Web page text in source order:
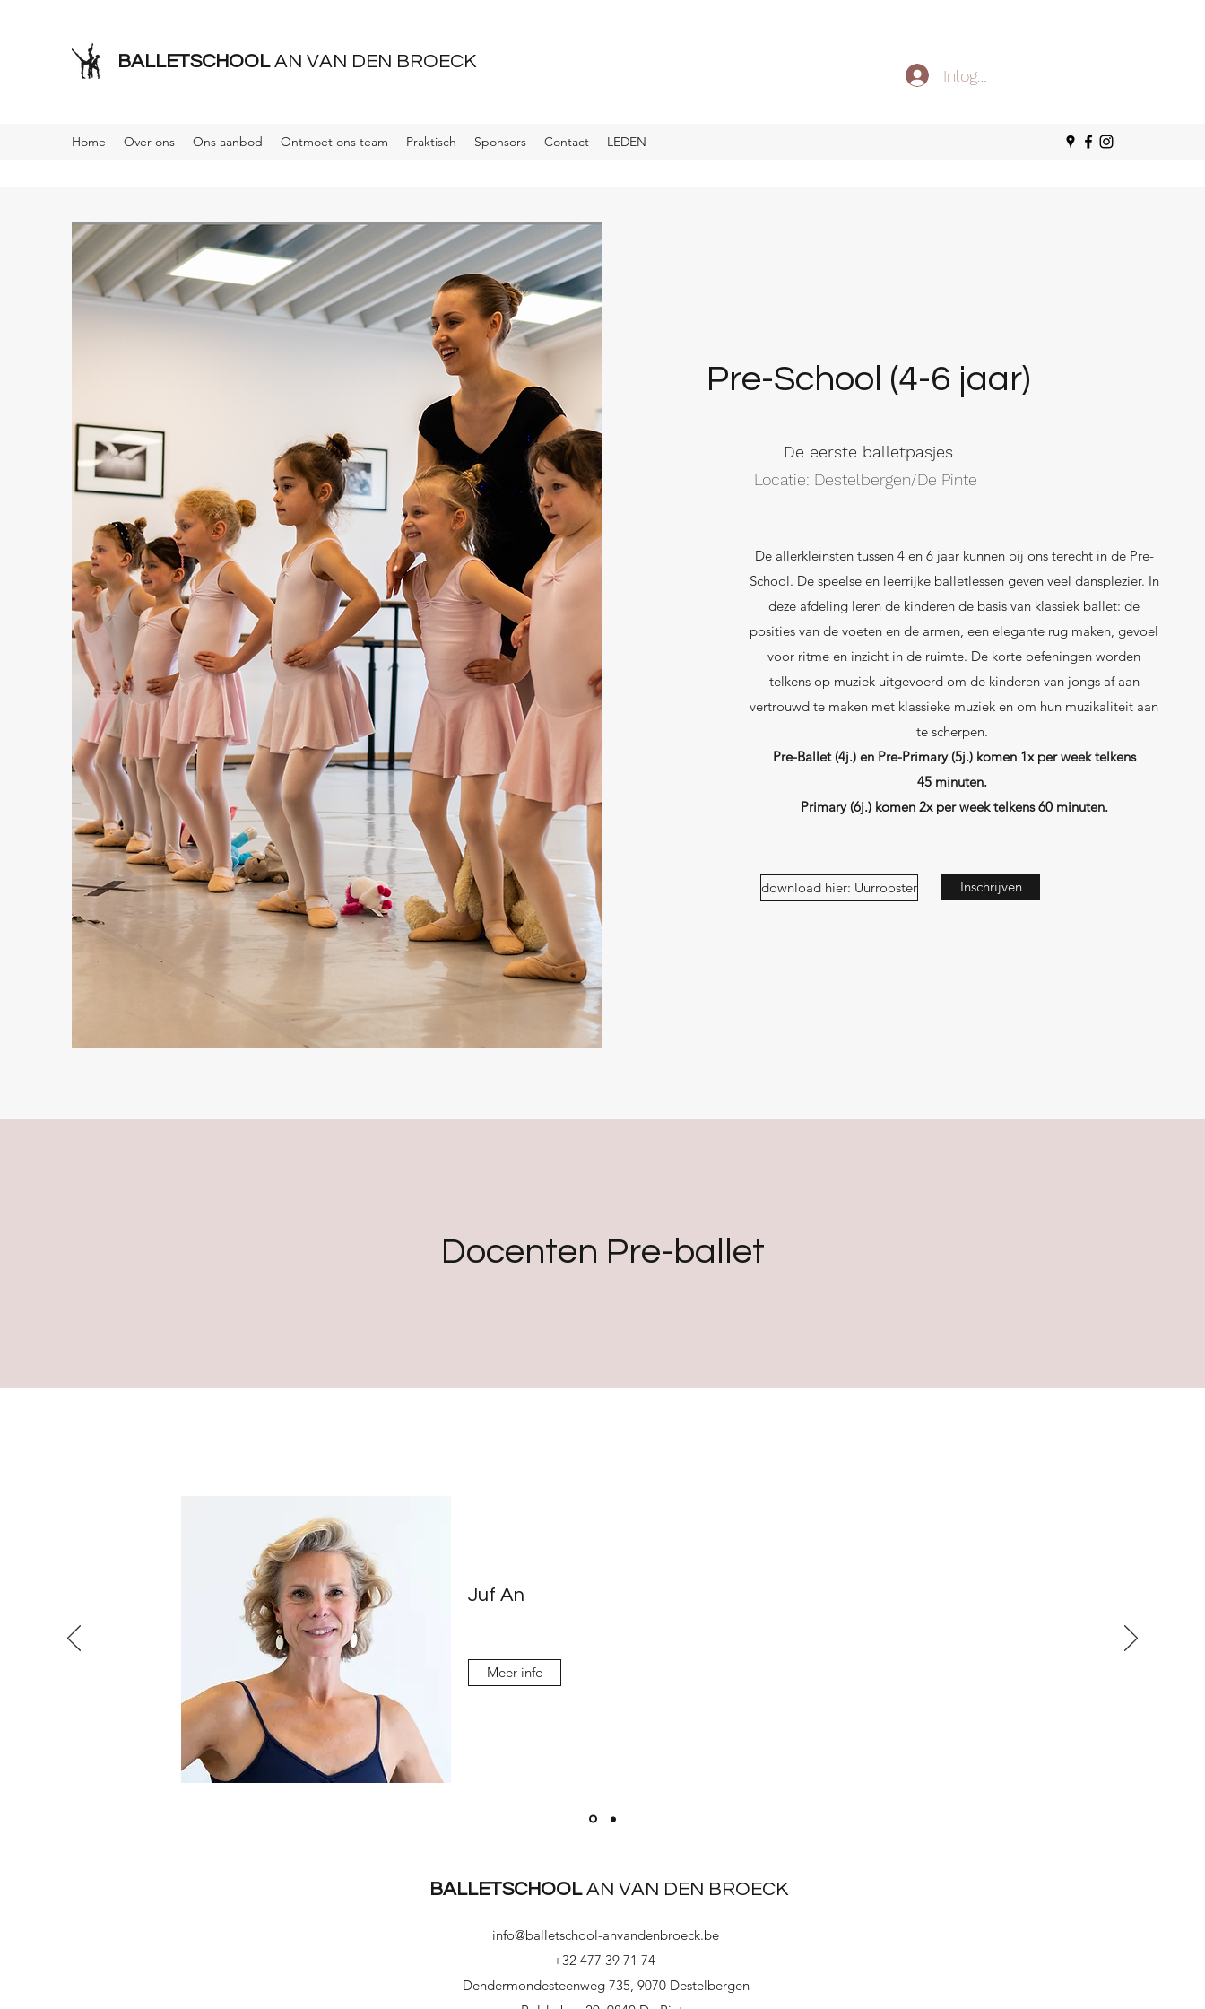
BALLETSCHOOLAN VAN DEN BROECK
Inloggen
Home Over ons Ons aanbod Ontmoet ons team Praktisch Sponsors Contact LEDEN
Pre-School (4-6 jaar)
De eerste balletpasjes
Locatie: Destelbergen/De Pinte
De allerkleinsten tussen 4 en 6 jaar kunnen bij ons terecht in de Pre-
School. De speelse en leerrijke balletlessen geven veel dansplezier. In
deze afdeling leren de kinderen de basis van klassiek ballet: de
posities van de voeten en de armen, een elegante rug maken, gevoel
voor ritme en inzicht in de ruimte. De korte oefeningen worden
telkens op muziek uitgevoerd om de kinderen van jongs af aan
vertrouwd te maken met klassieke muziek en om hun muzikaliteit aan
te scherpen.
Pre-Ballet (4j.) en Pre-Primary (5j.) komen 1x per week telkens
45 minuten.
Primary (6j.) komen 2x per week telkens 60 minuten.
download hier: Uurrooster Inschrijven
Docenten Pre-ballet
Juf An
Meer info
BALLETSCHOOLAN VAN DEN BROECK
info@balletschool-anvandenbroeck.be
+32 477 39 71 74
Dendermondesteenweg 735, 9070 Destelbergen